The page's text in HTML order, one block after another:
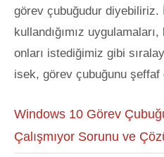
görev çubuğudur diyebiliriz.
kullandığımız
onları istediğimiz gibi
isek, görev çubuğunu şeffaf
Windows 10 Görev
Çalışmıyor Sorunu ve